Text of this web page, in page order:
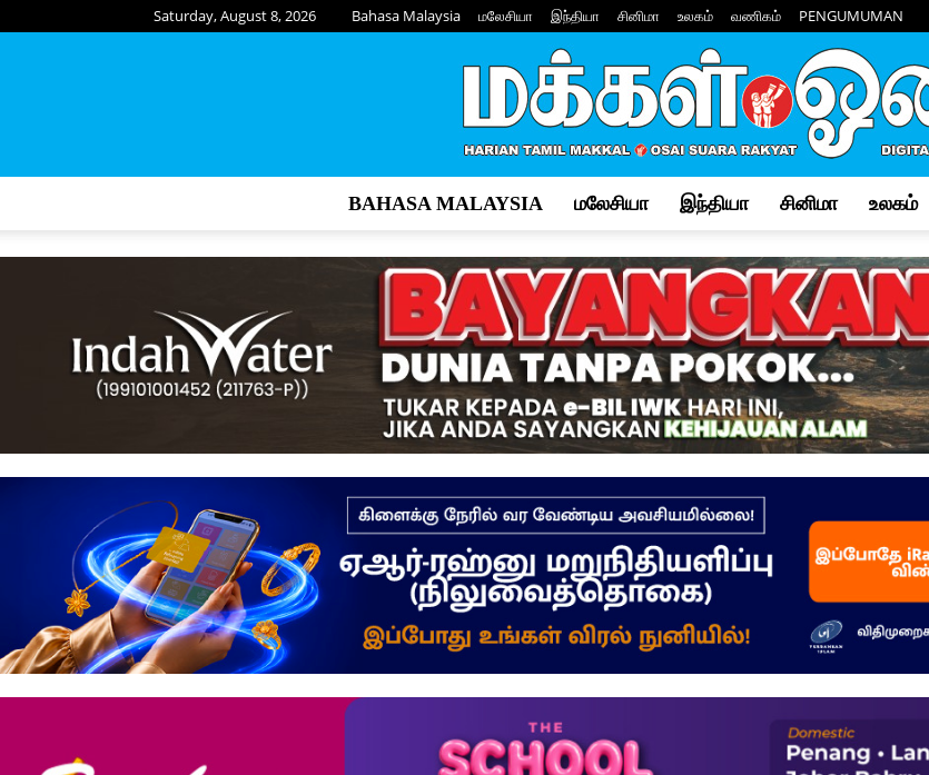
Saturday, August 8, 2026 Bahasa Malaysia மலேசியா இந்தியா சினிமா உலகம் வணிகம் PENGUMUMAN
Osai
–
மக்கள்
BAHASA MALAYSIA மலேசியா இந்தியா சினிமா உலகம்